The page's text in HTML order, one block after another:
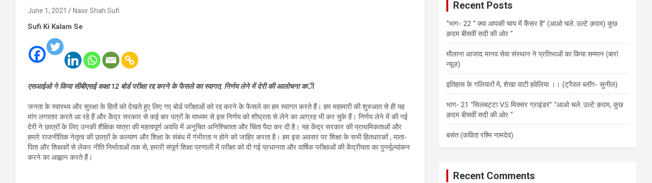
June 1, 2021 Nasir Shah Sufi
Sufi Ki Kalam Se
एसआईओ ने किया सीबीएसई कक्षा 12 बोर्ड परीक्षा रद्द करने के फैसले का स्वागत, निर्णय लेने में देरी की आलोचना की
जनता के स्वास्थ्य और सुरक्षा के हितों को देखते हुए लिए गए बोर्ड परीक्षाओं को रद्द करने के फैसले का हम स्वागत करते हैं। हम महामारी की शुरुआत से ही यह
मांग लगातार करते आ रहे हैं और केंद्र सरकार से कई बार पत्रों के माध्यम से इस निर्णय को शीघ्रता से लेने का आग्रह भी कर चुके हैं। निर्णय लेने में की गई
देरी ने छात्रों के लिए उनकी शैक्षिक यात्रा की महत्वपूर्ण अवधि में अनुचित अनिश्चितता और चिंता पैदा कर दी है। यह केंद्र सरकार की प्राथमिकताओं और
हमारे राजनीतिक नेतृत्व की छात्रों के कल्याण और शिक्षा के संबंध में गंभीरता न होने को जाहिर करता है। हम इस अवसर पर शिक्षा के सभी हितधारकों , माता-
पिता और शिक्षकों से लेकर नीति निर्माताओं तक से, हमारी संपूर्ण शिक्षा प्रणाली में परीक्षा को दी गई प्रधानता और वार्षिक परीक्षाओं की केंद्रीयता का पुनर्मूल्यांकन
करने का आह्वान करते हैं।
Recent Posts
“भाग- 22 “ क्या आपकी चाय में कैंसर है” (आओ चले..उल्टे क़दम) कुछ
क़दम बीसवीं सदी की ओर “
मौलाना आजाद मानव सेवा संस्थान ने प्रतिभाओं का किया सम्मान (बारां
न्यूज़)
इतिहास के गलियारों मे, शेखा वाटी हवेलिया ।। (ट्रैवल ब्लॉग- सुनील)
भाग- 21 “सिलबट्टा VS मिक्सर ग्राइंडर” “आओ चले..उल्टे क़दम, कुछ
क़दम बीसवीं सदी की ओर “
बसंत (कविता रश्मि नामदेव)
Recent Comments